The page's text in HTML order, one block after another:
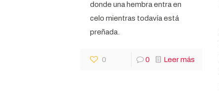
donde una hembra entra en
celo mientras todavía está
preñada.
0 0 Leer más